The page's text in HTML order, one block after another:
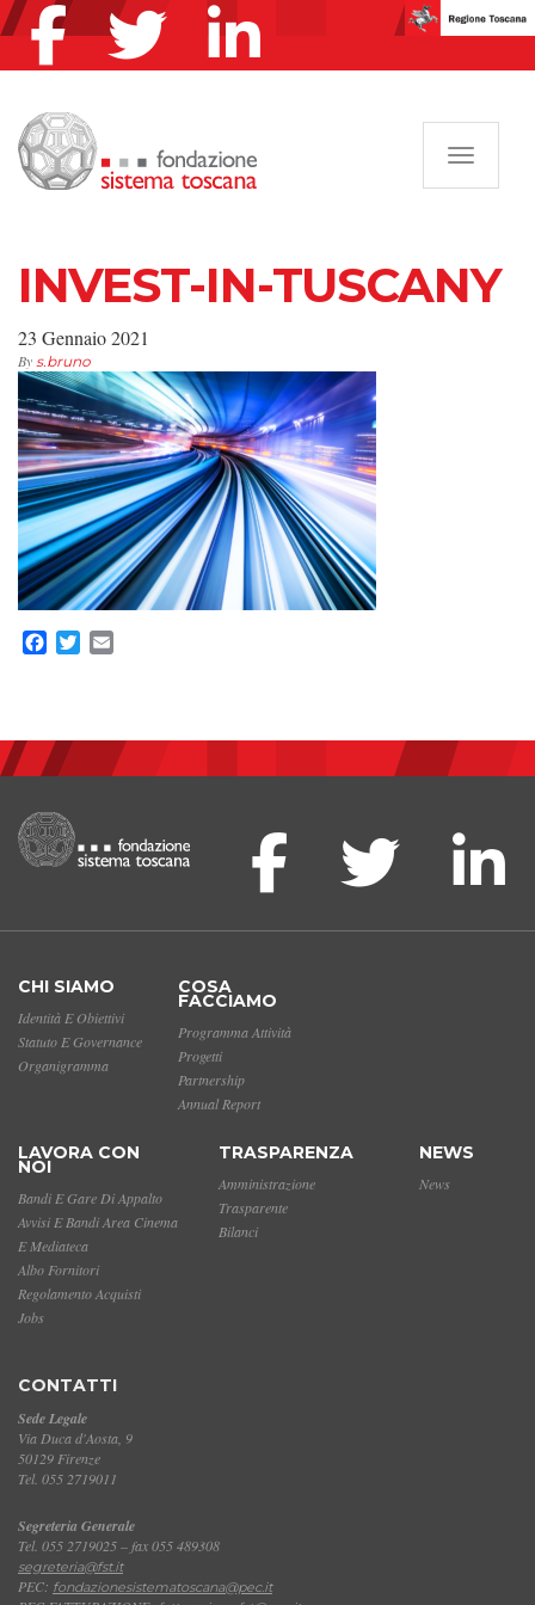
INVEST-IN-TUSCANY
23 Gennaio 2021
By s.bruno
Facebook
Twitter
CHI SIAMO
Identità E Obiettivi
Statuto E Governance
Organigramma
COSA
FACCIAMO
Programma Attività
Progetti
Partnership
Annual Report
LAVORA CON
NOI
Bandi E Gare Di Appalto
Avvisi E Bandi Area Cinema
E Mediateca
Albo Fornitori
Regolamento Acquisti
Jobs
TRASPARENZA
Amministrazione
Trasparente
Bilanci
NEWS
News
CONTATTI
Sede Legale
Via Duca d'Aosta, 9
50129 Firenze
Tel. 055 2719011
Segreteria Generale
Tel. 055 2719025 – fax 055 489308
segreteria@fst.it
PEC: fondazionesistematoscana@pec.it